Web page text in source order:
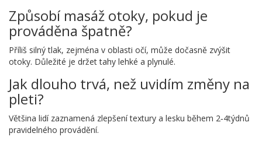
Způsobí masáž otoky, pokud je
prováděna špatně?
Příliš silný tlak, zejména v oblasti očí, může dočasně zvýšit
otoky. Důležité je držet tahy lehké a plynulé.
Jak dlouho trvá, než uvidím změny na
pleti?
Většina lidí zaznamená zlepšení textury a lesku během 2‑4týdnů
pravidelného provádění.